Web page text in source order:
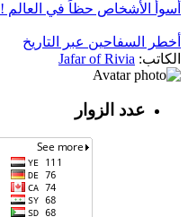
أسوأ الأشخاص حظاً في العالم !
أخطر السفاحين عبر التاريخ
الكاتب: Jafar of Rivia
عدد الزوار